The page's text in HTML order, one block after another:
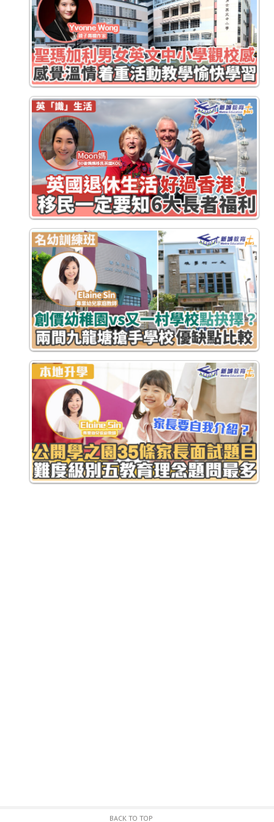
BACK TO TOP